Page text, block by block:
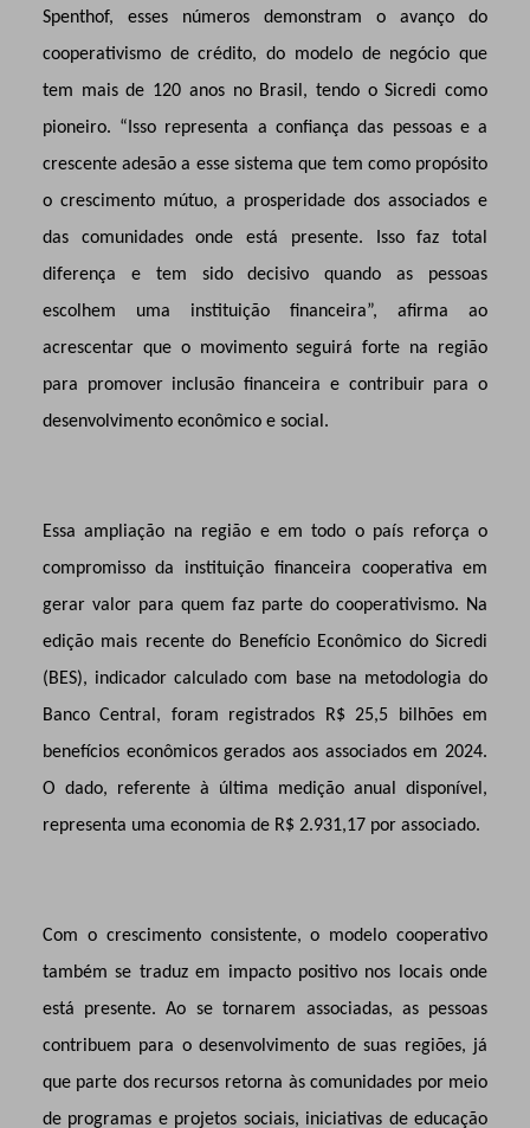
Spenthof, esses números demonstram o avanço do
cooperativismo de crédito, do modelo de negócio que
tem mais de 120 anos no Brasil, tendo o Sicredi como
pioneiro. “Isso representa a confiança das pessoas e a
crescente adesão a esse sistema que tem como propósito
o crescimento mútuo, a prosperidade dos associados e
das comunidades onde está presente. Isso faz total
diferença e tem sido decisivo quando as pessoas
escolhem uma instituição financeira”, afirma ao
acrescentar que o movimento seguirá forte na região
para promover inclusão financeira e contribuir para o
desenvolvimento econômico e social.
Essa ampliação na região e em todo o país reforça o
compromisso da instituição financeira cooperativa em
gerar valor para quem faz parte do cooperativismo. Na
edição mais recente do Benefício Econômico do Sicredi
(BES), indicador calculado com base na metodologia do
Banco Central, foram registrados R$ 25,5 bilhões em
benefícios econômicos gerados aos associados em 2024.
O dado, referente à última medição anual disponível,
representa uma economia de R$ 2.931,17 por associado.
Com o crescimento consistente, o modelo cooperativo
também se traduz em impacto positivo nos locais onde
está presente. Ao se tornarem associadas, as pessoas
contribuem para o desenvolvimento de suas regiões, já
que parte dos recursos retorna às comunidades por meio
de programas e projetos sociais, iniciativas de educação